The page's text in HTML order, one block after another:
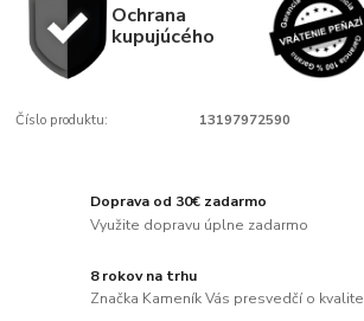
Ochrana
kupujúcého
Číslo produktu: 13197972590
Doprava od 30€ zadarmo
Využite dopravu úplne zadarmo
8 rokov na trhu
Značka Kameník Vás presvedčí o kvalite